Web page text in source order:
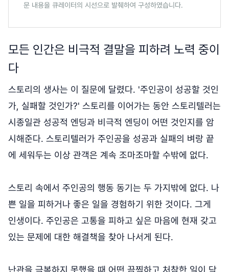
문 내용을 큐레이터의 시선으로 발췌하여 구성하였습니다.
모든 인간은 비극적 결말을 피하려 노력 중이
다
스토리의 생사는 이 질문에 달렸다. '주인공이 성공할 것인
가, 실패할 것인가?' 스토리를 이어가는 동안 스토리텔러는
시종일관 성공적 엔딩과 비극적 엔딩이 어떤 것인지를 암
시해준다. 스토리텔러가 주인공을 성공과 실패의 벼랑 끝
에 세워두는 이상 관객은 계속 조마조마할 수밖에 없다.
스토리 속에서 주인공의 행동 동기는 두 가지밖에 없다. 나
쁜 일을 피하거나 좋은 일을 경험하기 위한 것이다. 그게
인생이다. 주인공은 고통을 피하고 싶은 마음에 현재 갖고
있는 문제에 대한 해결책을 찾아 나서게 된다.
난관을 극복하지 못했을 때 어떤 끔찍하고 처참한 일이 닥